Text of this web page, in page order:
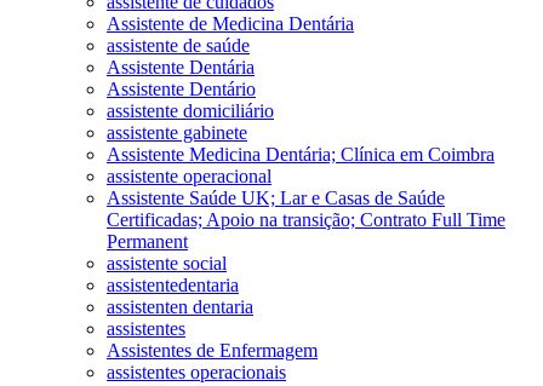
Assistente de Medicina Dentária
assistente de saúde
Assistente Dentária
Assistente Dentário
assistente domiciliário
assistente gabinete
Assistente Medicina Dentária; Clínica em Coimbra
assistente operacional
Assistente Saúde UK; Lar e Casas de Saúde
Certificadas; Apoio na transição; Contrato Full Time
Permanent
assistente social
assistentedentaria
assistenten dentaria
assistentes
Assistentes de Enfermagem
assistentes operacionais